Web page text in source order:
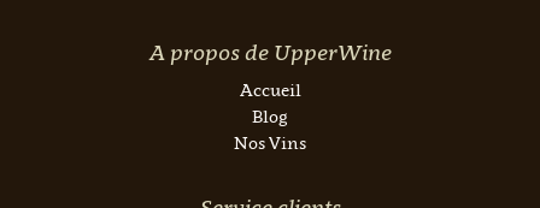
A propos de UpperWine
Accueil
Blog
Nos Vins